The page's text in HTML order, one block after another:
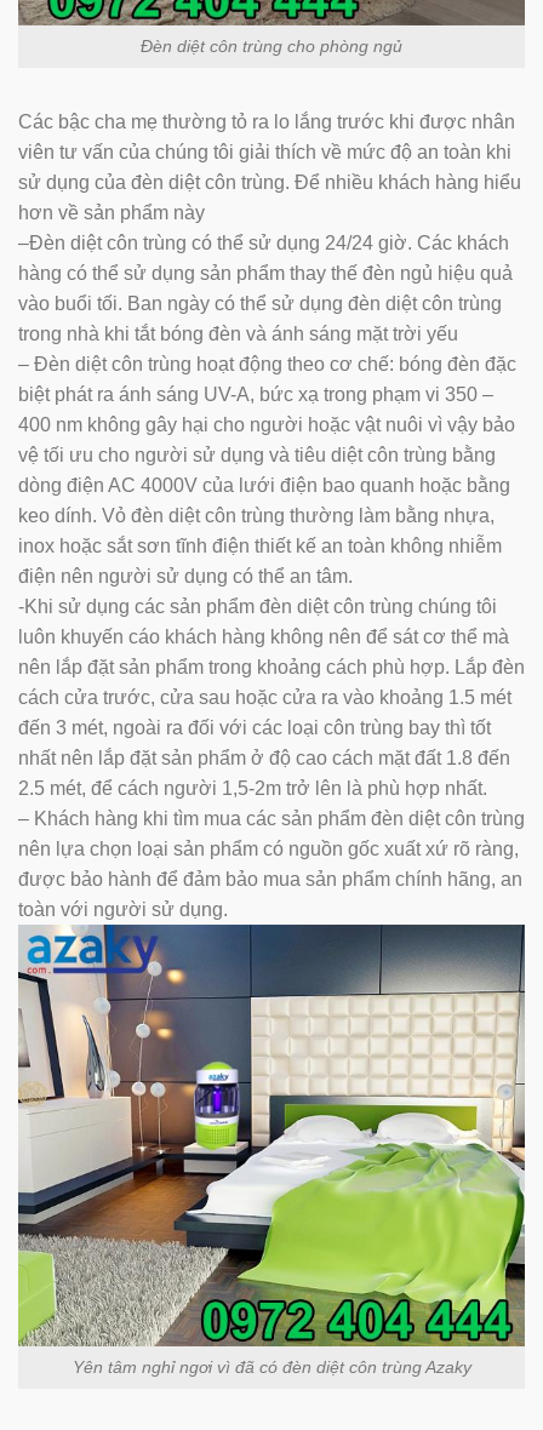
Đèn diệt côn trùng cho phòng ngủ
Các bậc cha mẹ thường tỏ ra lo lắng trước khi được nhân
viên tư vấn của chúng tôi giải thích về mức độ an toàn khi
sử dụng của đèn diệt côn trùng. Để nhiều khách hàng hiểu
hơn về sản phẩm này
–Đèn diệt côn trùng có thể sử dụng 24/24 giờ. Các khách
hàng có thể sử dụng sản phẩm thay thế đèn ngủ hiệu quả
vào buổi tối. Ban ngày có thể sử dụng đèn diệt côn trùng
trong nhà khi tắt bóng đèn và ánh sáng mặt trời yếu
– Đèn diệt côn trùng hoạt động theo cơ chế: bóng đèn đặc
biệt phát ra ánh sáng UV-A, bức xạ trong phạm vi 350 –
400 nm không gây hại cho người hoặc vật nuôi vì vậy bảo
vệ tối ưu cho người sử dụng và tiêu diệt côn trùng bằng
dòng điện AC 4000V của lưới điện bao quanh hoặc bằng
keo dính. Vỏ đèn diệt côn trùng thường làm bằng nhựa,
inox hoặc sắt sơn tĩnh điện thiết kế an toàn không nhiễm
điện nên người sử dụng có thể an tâm.
-Khi sử dụng các sản phẩm đèn diệt côn trùng chúng tôi
luôn khuyến cáo khách hàng không nên để sát cơ thể mà
nên lắp đặt sản phẩm trong khoảng cách phù hợp. Lắp đèn
cách cửa trước, cửa sau hoặc cửa ra vào khoảng 1.5 mét
đến 3 mét, ngoài ra đối với các loại côn trùng bay thì tốt
nhất nên lắp đặt sản phẩm ở độ cao cách mặt đất 1.8 đến
2.5 mét, để cách người 1,5-2m trở lên là phù hợp nhất.
– Khách hàng khi tìm mua các sản phẩm đèn diệt côn trùng
nên lựa chọn loại sản phẩm có nguồn gốc xuất xứ rõ ràng,
được bảo hành để đảm bảo mua sản phẩm chính hãng, an
toàn với người sử dụng.
Yên tâm nghỉ ngơi vì đã có đèn diệt côn trùng Azaky